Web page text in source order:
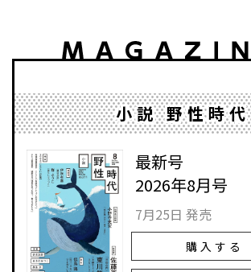
小説 野性時代
最新号
2026年8月号
7月25日 発売
購入する